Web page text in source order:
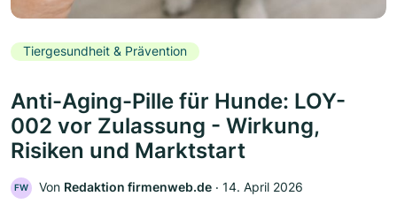
Tiergesundheit & Prävention
Anti-Aging-Pille für Hunde: LOY-
002 vor Zulassung - Wirkung,
Risiken und Marktstart
FW Von Redaktion firmenweb.de ‧ 14. April 2026